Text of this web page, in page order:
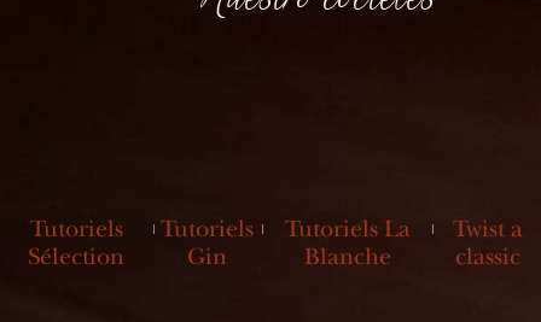
Tutoriels
Sélection
Tutoriels
Gin
Tutoriels La
Blanche
Twist a
classic